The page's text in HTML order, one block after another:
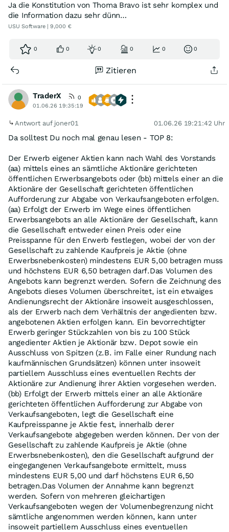
Ja die Konstitution von Thoma Bravo ist sehr komplex und
die Information dazu sehr dünn…
USU Software | 9,000 €
0 0 0 0 0 0
Zitieren
TraderX
0
01.06.26 19:35:19
Antwort auf joner01 01.06.26 19:21:42 Uhr
Da solltest Du noch mal genau lesen - TOP 8:
Der Erwerb eigener Aktien kann nach Wahl des Vorstands
(aa) mittels eines an sämtliche Aktionäre gerichteten
öffentlichen Erwerbsangebots oder (bb) mittels einer an die
Aktionäre der Gesellschaft gerichteten öffentlichen
Aufforderung zur Abgabe von Verkaufsangeboten erfolgen.
(aa) Erfolgt der Erwerb im Wege eines öffentlichen
Erwerbsangebots an alle Aktionäre der Gesellschaft, kann
die Gesellschaft entweder einen Preis oder eine
Preisspanne für den Erwerb festlegen, wobei der von der
Gesellschaft zu zahlende Kaufpreis je Aktie (ohne
Erwerbsnebenkosten) mindestens EUR 5,00 betragen muss
und höchstens EUR 6,50 betragen darf.Das Volumen des
Angebots kann begrenzt werden. Sofern die Zeichnung des
Angebots dieses Volumen überschreitet, ist ein etwaiges
Andienungsrecht der Aktionäre insoweit ausgeschlossen,
als der Erwerb nach dem Verhältnis der angedienten bzw.
angebotenen Aktien erfolgen kann. Ein bevorrechtigter
Erwerb geringer Stückzahlen von bis zu 100 Stück
angedienter Aktien je Aktionär bzw. Depot sowie ein
Ausschluss von Spitzen (z.B. im Falle einer Rundung nach
kaufmännischen Grundsätzen) können unter insoweit
partiellem Ausschluss eines eventuellen Rechts der
Aktionäre zur Andienung ihrer Aktien vorgesehen werden.
(bb) Erfolgt der Erwerb mittels einer an alle Aktionäre
gerichteten öffentlichen Aufforderung zur Abgabe von
Verkaufsangeboten, legt die Gesellschaft eine
Kaufpreisspanne je Aktie fest, innerhalb derer
Verkaufsangebote abgegeben werden können. Der von der
Gesellschaft zu zahlende Kaufpreis je Aktie (ohne
Erwerbsnebenkosten), den die Gesellschaft aufgrund der
eingegangenen Verkaufsangebote ermittelt, muss
mindestens EUR 5,00 und darf höchstens EUR 6,50
betragen.Das Volumen der Annahme kann begrenzt
werden. Sofern von mehreren gleichartigen
Verkaufsangeboten wegen der Volumenbegrenzung nicht
sämtliche angenommen werden können, kann unter
insoweit partiellem Ausschluss eines eventuellen